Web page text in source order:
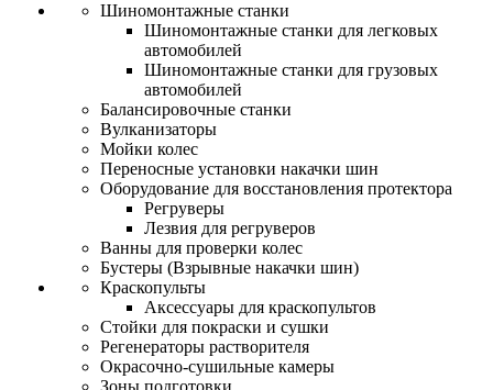
Шиномонтажные станки
Шиномонтажные станки для легковых
автомобилей
Шиномонтажные станки для грузовых
автомобилей
Балансировочные станки
Вулканизаторы
Мойки колес
Переносные установки накачки шин
Оборудование для восстановления протектора
Регруверы
Лезвия для регруверов
Ванны для проверки колес
Бустеры (Взрывные накачки шин)
Краскопульты
Аксессуары для краскопультов
Стойки для покраски и сушки
Регенераторы растворителя
Окрасочно-сушильные камеры